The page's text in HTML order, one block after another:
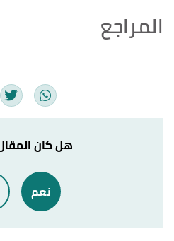
المراجع
29/12/2020. Edited.
↑
"Stroller safety: Tips for parents"
,drugs, Retrieved
29/12/2020. Edited.
29/12/2020. Edited.
↑
"Stroller safety: Tips for parents"
,mayoclinic,
هل كان
نعم